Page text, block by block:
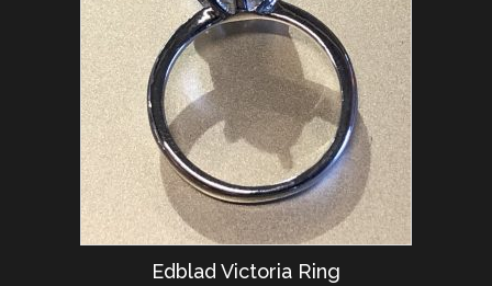
Edblad Victoria Ring